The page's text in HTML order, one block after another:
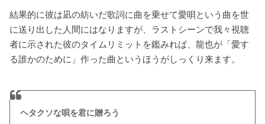
結果的に彼は凪の紡いだ歌詞に曲を乗せて愛唄という曲を世
に送り出した人間にはなりますが、ラストシーンで我々視聴
者に示された彼のタイムリミットを鑑みれば、龍也が「愛す
る誰かのために」作った曲というほうがしっくり来ます。
ヘタクソな唄を君に贈ろう